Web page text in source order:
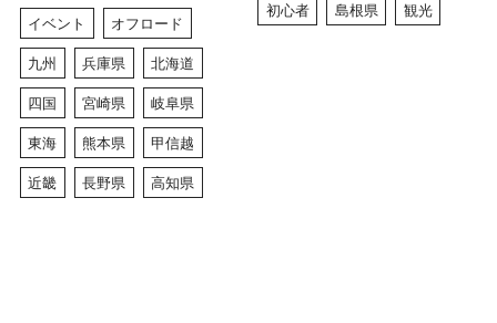
イベント オフロード
九州 兵庫県 北海道
四国 宮崎県 岐阜県
東海 熊本県 甲信越
近畿 長野県 高知県
初心者 島根県 観光